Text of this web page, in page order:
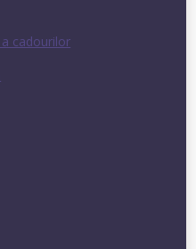
cadourilor